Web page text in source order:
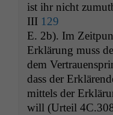
ist ihr nicht
III 129
E. 2b). Im
Erk­lärung muss
dem
dass der
mit­tels der
will (Urteil 4C